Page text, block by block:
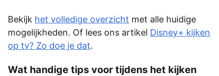
Bekijk het volledige overzicht met alle huidige
mogelijkheden. Of lees ons artikel Disney+ kijken
op tv? Zo doe je dat.
Wat handige tips voor tijdens het kijken